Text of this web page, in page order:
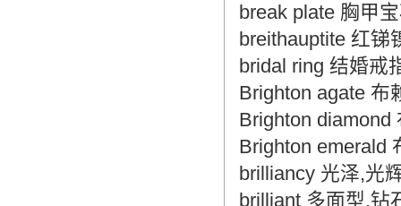
break plate 胸甲
breithauptite 红锑
bridal ring 结婚戒
Brighton agate 布
Brighton diamond
Brighton emerald
brilliancy 光泽,光
brilliant 多面型,钻